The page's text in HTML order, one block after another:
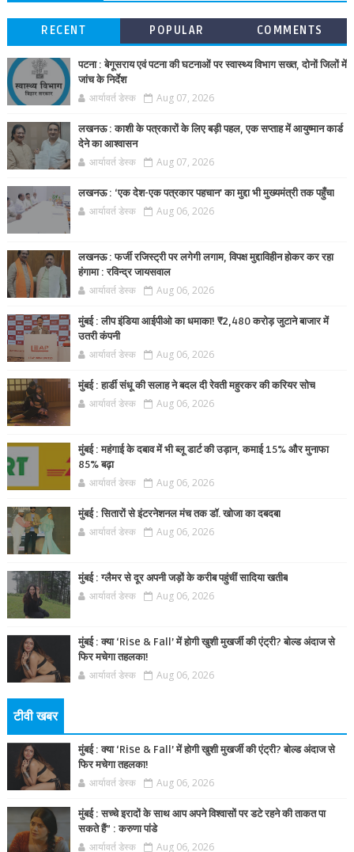
RECENT POPULAR COMMENTS
पटना : बेगूसराय एवं पटना की घटनाओं पर स्वास्थ्य विभाग सख्त, दोनों जिलों में
जांच के निर्देश
आर्यावर्त डेस्क Aug 07, 2026
लखनऊ : काशी के पत्रकारों के लिए बड़ी पहल, एक सप्ताह में आयुष्मान कार्ड
देने का आश्वासन
आर्यावर्त डेस्क Aug 07, 2026
लखनऊ : ‘एक देश-एक पत्रकार पहचान’ का मुद्दा भी मुख्यमंत्री तक पहुँचा
आर्यावर्त डेस्क Aug 06, 2026
लखनऊ : फर्जी रजिस्ट्री पर लगेगी लगाम, विपक्ष मुद्दाविहीन होकर कर रहा
हंगामा : रविन्द्र जायसवाल
आर्यावर्त डेस्क Aug 06, 2026
मुंबई : लीप इंडिया आईपीओ का धमाका! ₹2,480 करोड़ जुटाने बाजार में
उतरी कंपनी
आर्यावर्त डेस्क Aug 06, 2026
मुंबई : हार्डी संधू की सलाह ने बदल दी रेवती महुरकर की करियर सोच
आर्यावर्त डेस्क Aug 06, 2026
मुंबई : महंगाई के दबाव में भी ब्लू डार्ट की उड़ान, कमाई 15% और मुनाफा
85% बढ़ा
आर्यावर्त डेस्क Aug 06, 2026
मुंबई : सितारों से इंटरनेशनल मंच तक डॉ. खोजा का दबदबा
आर्यावर्त डेस्क Aug 06, 2026
मुंबई : ग्लैमर से दूर अपनी जड़ों के करीब पहुंचीं सादिया खतीब
आर्यावर्त डेस्क Aug 06, 2026
मुंबई : क्या ‘Rise & Fall’ में होगी खुशी मुखर्जी की एंट्री? बोल्ड अंदाज से
फिर मचेगा तहलका!
आर्यावर्त डेस्क Aug 06, 2026
टीवी खबर
मुंबई : क्या ‘Rise & Fall’ में होगी खुशी मुखर्जी की एंट्री? बोल्ड अंदाज से
फिर मचेगा तहलका!
आर्यावर्त डेस्क Aug 06, 2026
मुंबई : सच्चे इरादों के साथ आप अपने विश्वासों पर डटे रहने की ताकत पा
सकते हैं” : करुणा पांडे
आर्यावर्त डेस्क Aug 06, 2026